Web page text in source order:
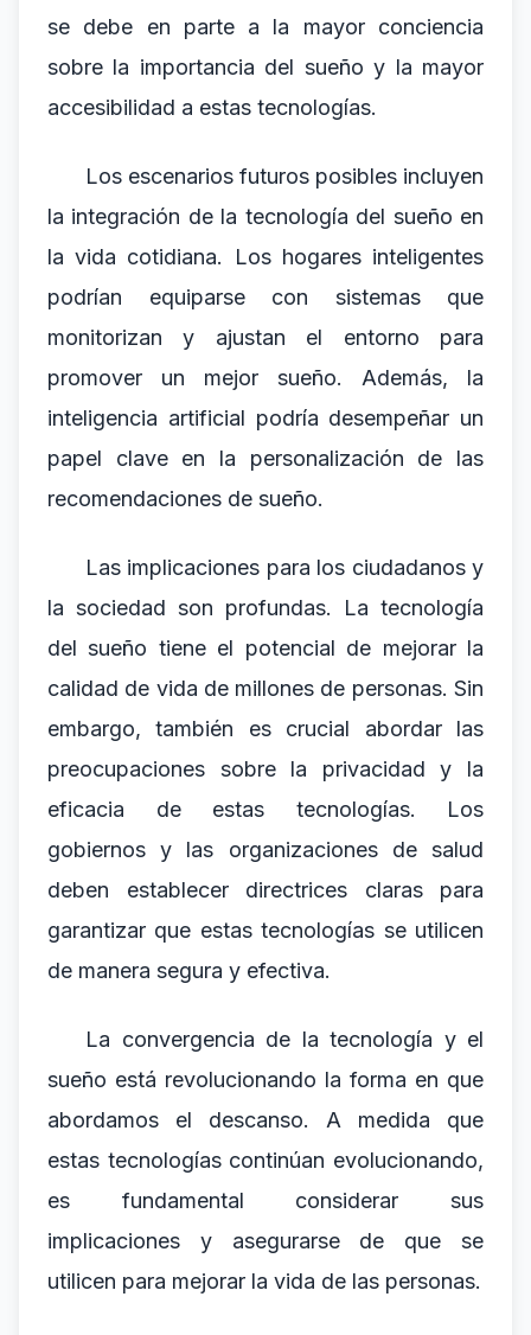
se debe en parte a la mayor conciencia
sobre la importancia del sueño y la mayor
accesibilidad a estas tecnologías.
Los escenarios futuros posibles incluyen
la integración de la tecnología del sueño en
la vida cotidiana. Los hogares inteligentes
podrían equiparse con sistemas que
monitorizan y ajustan el entorno para
promover un mejor sueño. Además, la
inteligencia artificial podría desempeñar un
papel clave en la personalización de las
recomendaciones de sueño.
Las implicaciones para los ciudadanos y
la sociedad son profundas. La tecnología
del sueño tiene el potencial de mejorar la
calidad de vida de millones de personas. Sin
embargo, también es crucial abordar las
preocupaciones sobre la privacidad y la
eficacia de estas tecnologías. Los
gobiernos y las organizaciones de salud
deben establecer directrices claras para
garantizar que estas tecnologías se utilicen
de manera segura y efectiva.
La convergencia de la tecnología y el
sueño está revolucionando la forma en que
abordamos el descanso. A medida que
estas tecnologías continúan evolucionando,
es fundamental considerar sus
implicaciones y asegurarse de que se
utilicen para mejorar la vida de las personas.